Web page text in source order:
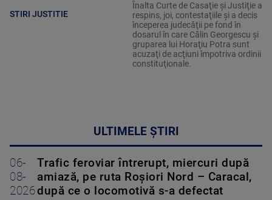
STIRI JUSTITIE
Înalta Curte de Casaţie şi Justiţie a
respins, joi, contestaţiile şi a decis
începerea judecăţii pe fond în
dosarul în care Călin Georgescu şi
gruparea lui Horaţiu Potra sunt
acuzaţi de acţiuni împotriva ordinii
constituţionale.
ULTIMELE ȘTIRI
06-
08-
2026
Trafic feroviar întrerupt, miercuri după
amiază, pe ruta Roşiori Nord – Caracal,
după ce o locomotivă s-a defectat